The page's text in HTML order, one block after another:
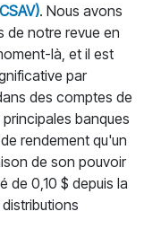
. Nous avons
de notre revue en
là, et il est
par
des comptes de
banques
rendement qu'un
de son pouvoir
de 0,10 $ depuis la